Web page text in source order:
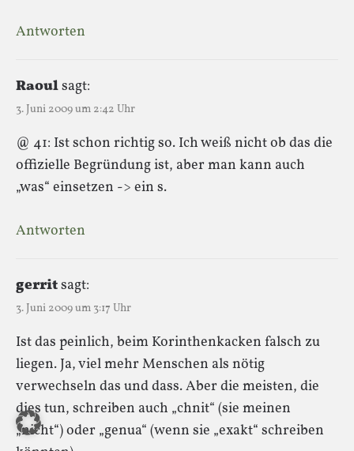
Antworten
Raoulsagt:
3. Juni 2009 um 2:42 Uhr
@ 41: Ist schon richtig so. Ich weiß nicht ob das die
offizielle Begründung ist, aber man kann auch
„was“ einsetzen -> ein s.
Antworten
gerritsagt:
3. Juni 2009 um 3:17 Uhr
Ist das peinlich, beim Korinthenkacken falsch zu
liegen. Ja, viel mehr Menschen als nötig
verwechseln das und dass. Aber die meisten, die
dies tun, schreiben auch „chnit“ (sie meinen
„nicht“) oder „genua“ (wenn sie „exakt“ schreiben